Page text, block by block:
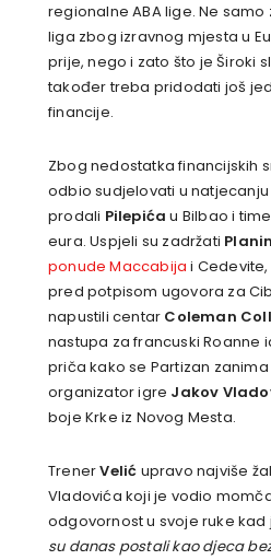
regionalne ABA lige. Ne
liga zbog izravnog mjesta u
prije, nego i zato što je Široki
također treba pridodati još
financije.
Zbog nedostatka financijskih
odbio sudjelovati u natjecanju
prodali Pilepića u Bilbao i
eura. Uspjeli su zadržati
ponude Maccabija i Cedevite,
pred potpisom ugovora za
napustili centar Coleman
nastupa za francuski Roanne
priča kako se Partizan
organizator igre Jakov
boje Krke iz Novog Mesta.
TrenerVelić upravo najviše
Vladovića koji je vodio
odgovornost u svoje ruke kad
su danas postali kao djeca